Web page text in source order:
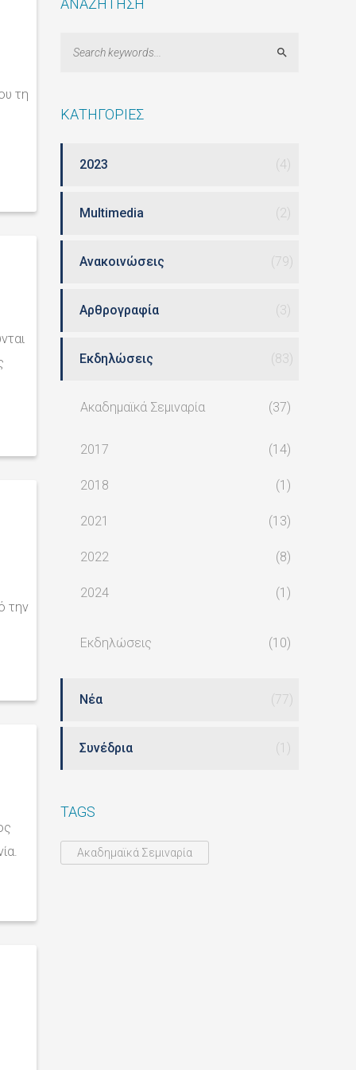
τη
την
ΑΝΑΖΗΤΗΣΗ
Search
ΚΑΤΗΓΟΡΙΕΣ
2023 (4)
Multimedia (2)
Ανακοινώσεις (79)
Αρθρογραφία (3)
Εκδηλώσεις (83)
Ακαδημαϊκά Σεμιναρία (37)
2017 (14)
2018 (1)
2021 (13)
2022 (8)
2024 (1)
Εκδηλώσεις (10)
Νέα (77)
Συνέδρια (1)
TAGS
Ακαδημαϊκά Σεμιναρία